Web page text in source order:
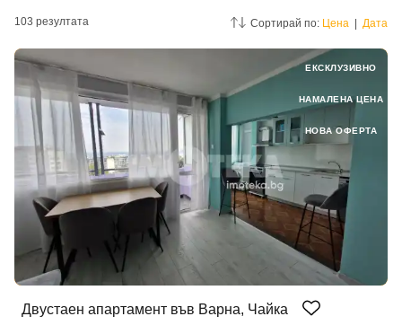
103 резултатa Сортирай по: Цена Дата
Двустаен апартамент във Варна, Чайка
ЕКСКЛУЗИВНО
НАМАЛЕНА ЦЕНА
НОВА ОФЕРТА